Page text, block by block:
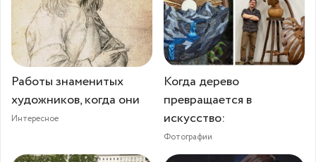
Работы знаменитых
художников, когда они
Интересное
Когда дерево
превращается в
искусство:
Фотографии